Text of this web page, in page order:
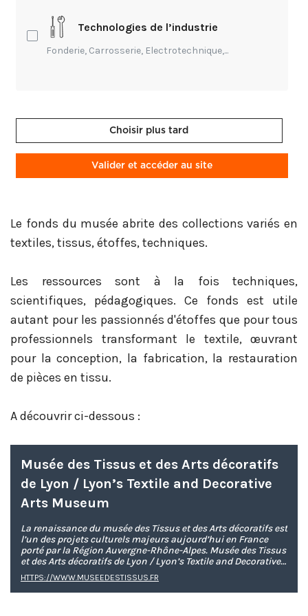
Actuellement fermé au public pour travaux, le
musée met à disposition sur son site :
expositions en distanciel ;
l'écoute de conférences.
Le fonds du musée abrite des collections variés en
textiles, tissus, étoffes, techniques.
Les ressources sont à la fois techniques,
scientifiques, pédagogiques. Ce fonds est utile
autant pour les passionnés d'étoffes que pour tous
professionnels transformant le textile, œuvrant
pour la conception, la fabrication, la restauration
de pièces en tissu.
A découvrir ci-dessous :
Musée des Tissus et des Arts décoratifs
de Lyon / Lyon’s Textile and Decorative
Arts Museum
La renaissance du musée des Tissus et des Arts décoratifs est
l’un des projets culturels majeurs aujourd’hui en France
porté par la Région Auvergne-Rhône-Alpes. Musée des Tissus
et des Arts décoratifs de Lyon / Lyon’s Textile and Decorative
Arts Museum
HTTPS://WWW.MUSEEDESTISSUS.FR
Technologies de l’industrie
Fonderie, Carrosserie, Electrotechnique,...
Choisir plus tard
Valider et accéder au site